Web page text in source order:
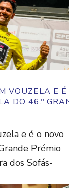
VOUZELA E É
DO 46.º
e é o novo
Prémio
dos Sofás-